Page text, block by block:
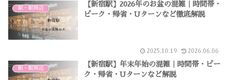
駅・駅周辺
【新宿駅】2026年のお盆の混雑｜時間帯・
ピーク・帰省・Uターンなど徹底解説
2025.10.19 2026.06.06
駅・駅周辺
【新宿駅】年末年始の混雑｜時間帯・ピー
ク・帰省・Uターンなど解説